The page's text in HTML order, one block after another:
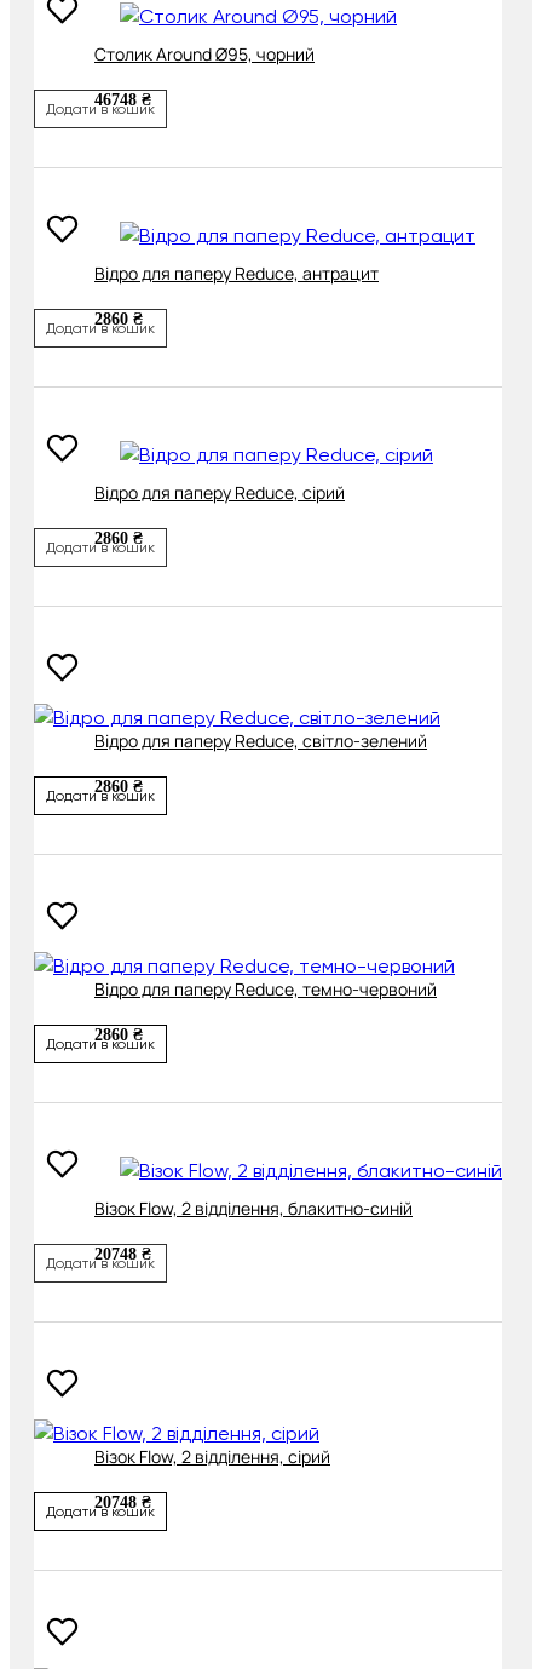
Cтолик Around Ø95, чорний
46748 ₴
Додати в кошик
Відро для паперу Reduce, антрацит
2860 ₴
Додати в кошик
Відро для паперу Reduce, сірий
2860 ₴
Додати в кошик
Відро для паперу Reduce, світло-зелений
2860 ₴
Додати в кошик
Відро для паперу Reduce, темно-червоний
2860 ₴
Додати в кошик
Візок Flow, 2 відділення, блакитно-синій
20748 ₴
Додати в кошик
Візок Flow, 2 відділення, сірий
20748 ₴
Додати в кошик